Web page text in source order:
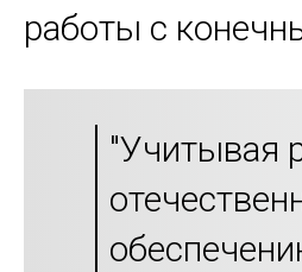
работы с
"Учитывая